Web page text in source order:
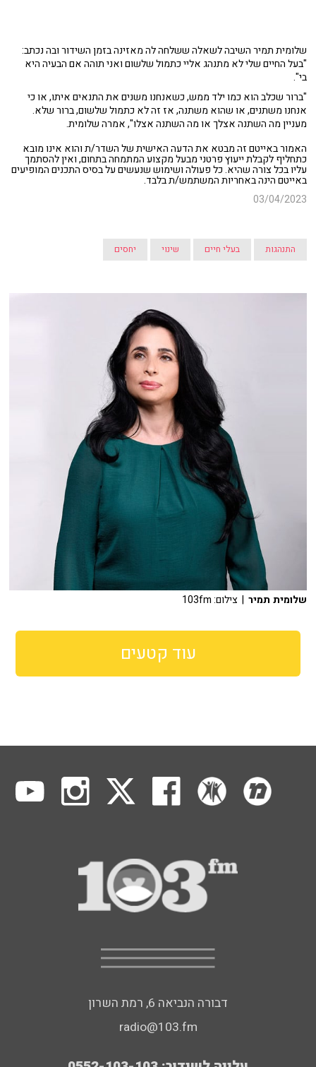
שלומית תמיר השיבה לשאלה ששלחה לה מאזינה בזמן השידור ובה נכתב:
"בעל החיים שלי לא מתנהג אליי כתמול שלשום ואני תוהה אם הבעיה היא
בי".
"ברור שכלב הוא כמו ילד ממש, כשאנחנו משנים את התנאים איתו, או כי
אנחנו משתנים, או שהוא משתנה, אז זה לא כתמול שלשום, ברור שלא.
מעניין מה השתנה אצלך או מה השתנה אצלו", אמרה שלומית.
האמור באייטם זה מבטא את הדעה האישית של השדר/ת והוא אינו מובא
כתחליף לקבלת ייעוץ פרטני מבעל מקצוע המתמחה בתחום, ואין להסתמך
עליו בכל צורה שהיא. כל פעולה ושימוש שנעשים על בסיס התכנים המופיעים
באייטם הינה באחריות המשתמש/ת בלבד.
03/04/2023
התנהגות בעלי חיים שינוי יחסים
שלומית תמיר | צילום: 103fm
עוד קטעים
דבורה הנביאה 6, רמת השרון
radio@103.fm